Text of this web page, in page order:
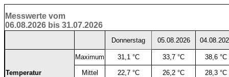
Messwerte vom
06.08.2026 bis 31.07.2026
Donnerstag 05.08.2026
Temperatur
Maximum 31,1 °C 33,7 °C 38,6 °C
Mittel 22,7 °C 26,2 °C 28,3 °C